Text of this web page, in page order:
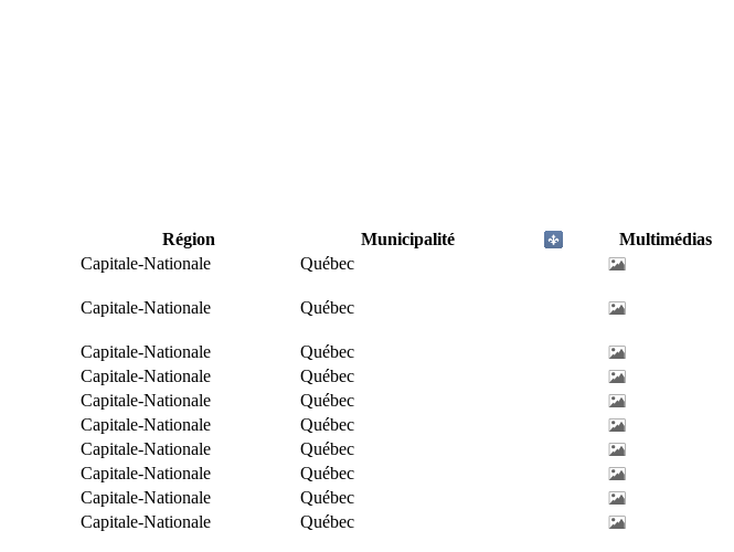
Région Municipalité
Multimédias
Capitale-Nationale
Québec
Capitale-Nationale Québec
Capitale-Nationale
Québec
Capitale-Nationale
Québec
Capitale-Nationale
Québec
Capitale-Nationale
Québec
Capitale-Nationale
Québec
Capitale-Nationale
Québec
Capitale-Nationale
Québec
Capitale-Nationale Québec